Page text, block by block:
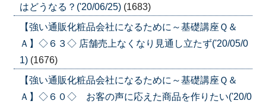
はどうなる？('20/06/25) (1683)
【強い通販化粧品会社になるために～基礎講座Ｑ＆
Ａ】◇６３◇ 店舗売上なくなり見通し立たず('20/05/0
1) (1676)
【強い通販化粧品会社になるために～基礎講座Ｑ＆
Ａ】◇６０◇ お客の声に応えた商品を作りたい('20/0